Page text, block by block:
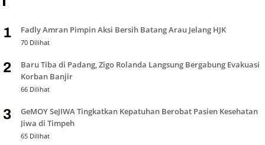
1 Fadly Amran Pimpin Aksi Bersih Batang Arau Jelang HJK
70 Dilihat
2
Baru Tiba di Padang, Zigo Rolanda Langsung Bergabung Evakuasi
Korban Banjir
66 Dilihat
3
GeMOY SeJIWA Tingkatkan Kepatuhan Berobat Pasien Kesehatan
Jiwa di Timpeh
65 Dilihat